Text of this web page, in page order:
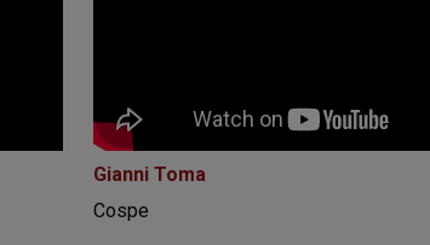
Gianni Toma
Cospe